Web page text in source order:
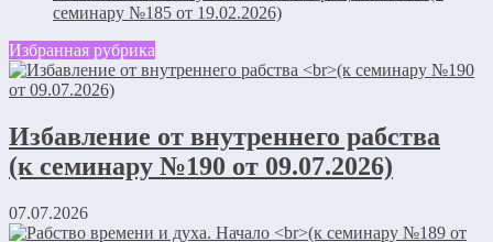
семинару №185 от 19.02.2026)
Избранная рубрика
Избавление от внутреннего рабства
(к семинару №190 от 09.07.2026)
07.07.2026